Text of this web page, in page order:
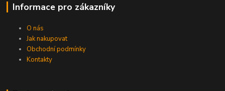
Informace pro zákazníky
O nás
Jak nakupovat
Obchodní podmínky
Kontakty